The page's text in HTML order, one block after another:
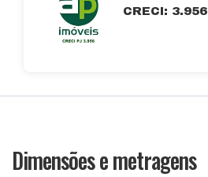
CRECI: 3.956
Dimensões e metragens